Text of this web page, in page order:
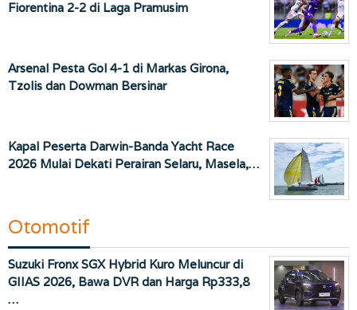
Fiorentina 2-2 di Laga Pramusim
Arsenal Pesta Gol 4-1 di Markas Girona,
Tzolis dan Dowman Bersinar
Kapal Peserta Darwin-Banda Yacht Race
2026 Mulai Dekati Perairan Selaru, Masela,…
Otomotif
Suzuki Fronx SGX Hybrid Kuro Meluncur di
GIIAS 2026, Bawa DVR dan Harga Rp333,8
…